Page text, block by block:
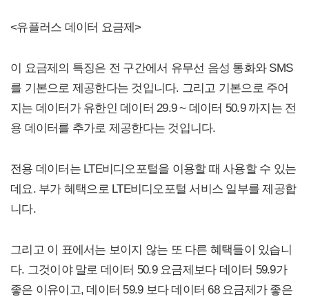
<유플러스 데이터 요금제>
이 요금제의 특징은 전 구간에서 유무선 음성 통화와 SMS
를 기본으로 제공한다는 것입니다. 그리고 기본으로 주어
지는 데이터가 유한인 데이터 29.9 ~ 데이터 50.9 까지는 전
용 데이터를 추가로 제공한다는 것입니다.
전용 데이터는 LTE비디오포털을 이용할 때 사용할 수 있는
데요. 부가 혜택으로 LTE비디오포털 서비스 일부를 제공합
니다.
그리고 이 표에서는 보이지 않는 또 다른 혜택들이 있습니
다. 그것이야 말로 데이터 50.9 요금제보다 데이터 59.9가
좋은 이유이고, 데이터 59.9 보다 데이터 68 요금제가 좋은